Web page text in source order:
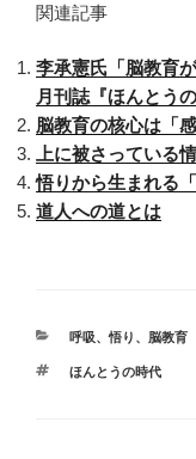
関連記事
李承憲氏「脳教育
月刊誌『ほんとう
脳教育の核心は「
上に被さっている
悟りから生まれる
道人への道とは
カ
ゴ
呼吸、悟り 、 脳教育
タ
ほんとうの時代